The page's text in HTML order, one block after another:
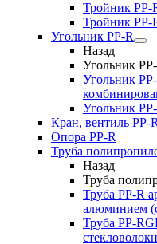
Тройник РР-
Тройник РР-
Угольник PP-R
Назад
Угольник
Угольник
Угольник
Кран, вентиль PP-R
Опора PP-R
Труба
Назад
Труба
Труба PP-R
алюминием
Труба PP-